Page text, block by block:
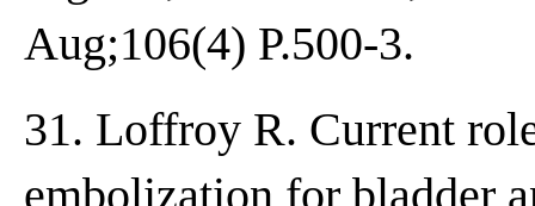
Aug;106(4) P.500-3.
31. Loffroy R. Current
embolization for bladder